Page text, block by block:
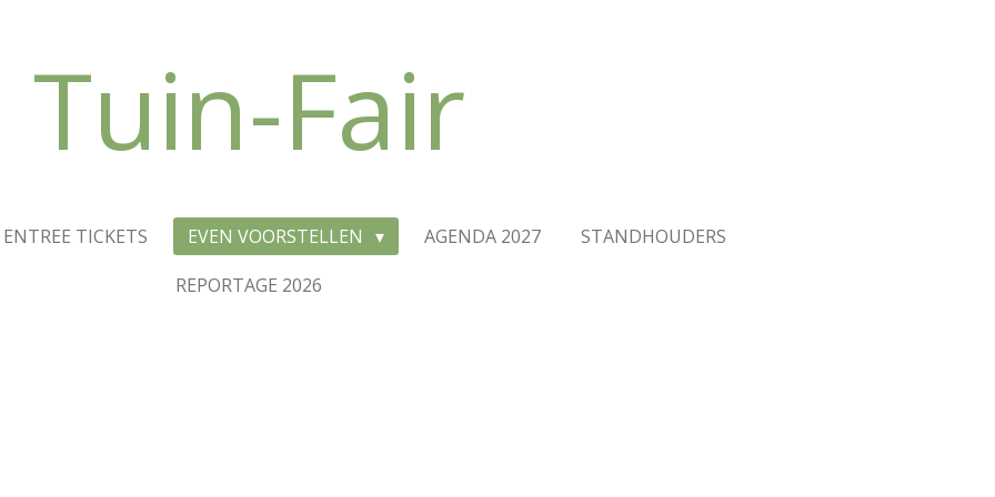
Tuin-Fair
ENTREE TICKETS EVEN VOORSTELLEN AGENDA 2027
STANDHOUDERS
REPORTAGE 2026